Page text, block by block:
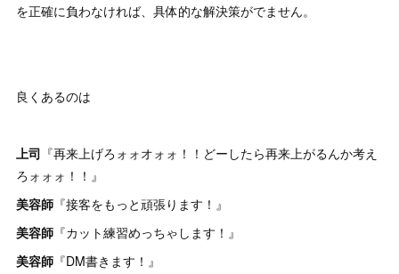
を正確に負わなければ、具体的な解決策がでません。
良くあるのは
上司 『再来上げろォォオォォ！！どーしたら再来上がるんか考え
ろォォォ！！』
美容師 『接客をもっと頑張ります！』
美容師 『カット練習めっちゃします！』
美容師 『DM書きます！』